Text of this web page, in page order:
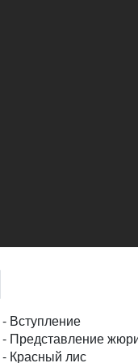
- Вступление
- Представление
- Красный лис